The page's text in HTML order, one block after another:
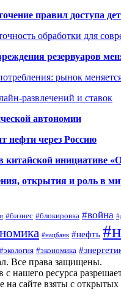
правил доступа
обработки для
резервуаров
рынок
развлечений и ставок
автономии
нефти через Россию
китайской инициативе
открытия и роль в
#бизнес #блокировка #война
#нацбанк #нефть
#экология #экономика
Все права защищены.
нашего ресурса
сайте взяты с